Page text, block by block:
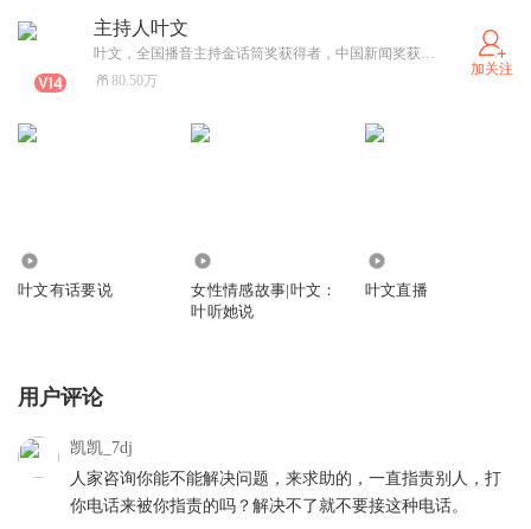
主持人叶文
叶文，全国播音主持金话筒奖获得者，中国新闻奖获得者。《叶文有话要说》节目主持人，女性心灵成长导师，主讲婚姻情感话题。欢迎朋友们联络我，发私信给我即可！实名信息:陈立华
80.50万
加关注
叶文有话要说
女性情感故事|叶文：
叶听她说
叶文直播
用户评论
凯凯_7dj
人家咨询你能不能解决问题，来求助的，一直指责别人，打
你电话来被你指责的吗？解决不了就不要接这种电话。